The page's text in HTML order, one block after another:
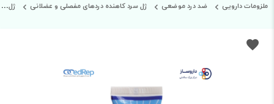
ملزومات دارویی ضد درد موضعی ژل سرد کاهنده دردهای مفصلی و عضلانی ژل